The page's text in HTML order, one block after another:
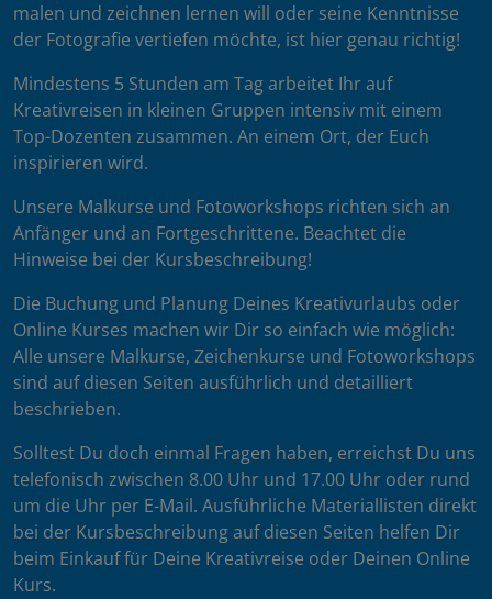
malen und zeichnen lernen will oder seine Kenntnisse
der Fotografie vertiefen möchte, ist hier genau richtig!
Mindestens 5 Stunden am Tag arbeitet Ihr auf
Kreativreisen in kleinen Gruppen intensiv mit einem
Top-Dozenten zusammen. An einem Ort, der Euch
inspirieren wird.
Unsere Malkurse und Fotoworkshops richten sich an
Anfänger und an Fortgeschrittene. Beachtet die
Hinweise bei der Kursbeschreibung!
Die Buchung und Planung Deines Kreativurlaubs oder
Online Kurses machen wir Dir so einfach wie möglich:
Alle unsere Malkurse, Zeichenkurse und Fotoworkshops
sind auf diesen Seiten ausführlich und detailliert
beschrieben.
Solltest Du doch einmal Fragen haben, erreichst Du uns
telefonisch zwischen 8.00 Uhr und 17.00 Uhr oder rund
um die Uhr per E-Mail. Ausführliche Materiallisten direkt
bei der Kursbeschreibung auf diesen Seiten helfen Dir
beim Einkauf für Deine Kreativreise oder Deinen Online
Kurs.